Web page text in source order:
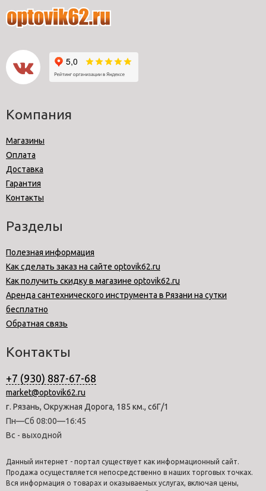
Компания
Магазины
Оплата
Доставка
Гарантия
Контакты
Разделы
Полезная информация
Как сделать заказ на сайте optovik62.ru
Как получить скидку в магазине optovik62.ru
Аренда сантехнического инструмента в Рязани на сутки
бесплатно
Обратная связь
Контакты
+7 (930) 887-67-68
market@optovik62.ru
г. Рязань, Окружная Дорога, 185 км., с6Г/1
Пн—Сб 08:00—16:45
Вс - выходной
Данный интернет - портал существует как информационный сайт.
Продажа осуществляется непосредственно в наших торговых точках.
Вся информация о товарах и оказываемых услугах, включая цены,